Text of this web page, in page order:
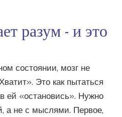
разум - и это
состоянии, мозг не
Это как пытаться
ей «остановись». Нужно
а не с мыслями. Первое,